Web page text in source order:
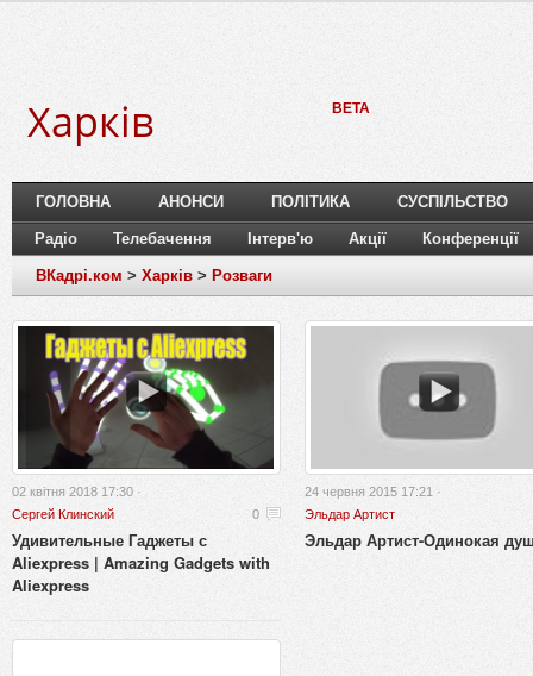
Харків BETA
ГОЛОВНА АНОНСИ ПОЛІТИКА СУСПІЛЬСТВО
Радіо Телебачення Інтерв'ю Акції Конференції
ВКадрі.ком > Харків > Розваги
02 квітня 2018 17:30 ·
Сергей Клинский
0
Удивительные Гаджеты с
Aliexpress | Amazing Gadgets with
Aliexpress
24 червня 2015 17:21 ·
Эльдар Артист
Эльдар Артист-Одинокая